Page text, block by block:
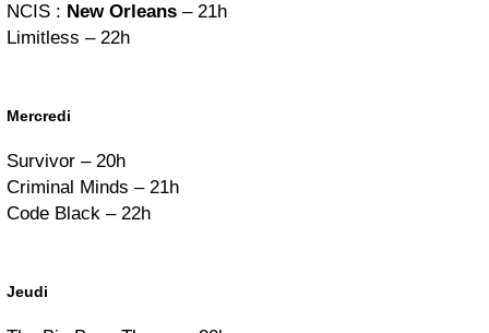
NCIS : New Orleans – 21h
Limitless – 22h
Mercredi
Survivor – 20h
Criminal Minds – 21h
Code Black – 22h
Jeudi